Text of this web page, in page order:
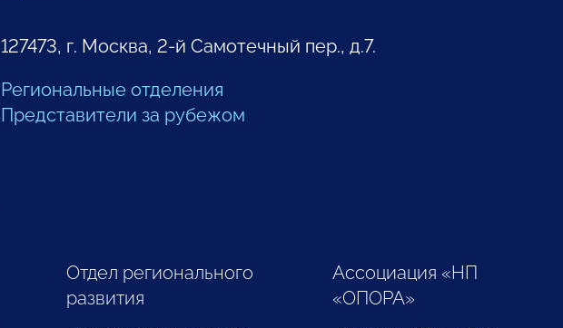
127473, г. Москва, 2-й Самотечный пер., д.7.
Региональные отделения
Представители за рубежом
Отдел регионального
развития
Ассоциация «НП
«ОПОРА»